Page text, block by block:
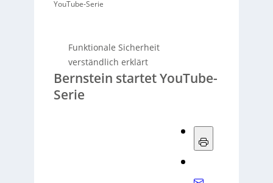
YouTube-Serie
Funktionale Sicherheit
verständlich erklärt
Bernstein startet YouTube-
Serie